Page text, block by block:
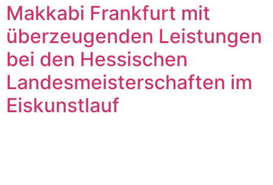
Makkabi Frankfurt mit
überzeugenden Leistungen
bei den Hessischen
Landesmeisterschaften im
Eiskunstlauf